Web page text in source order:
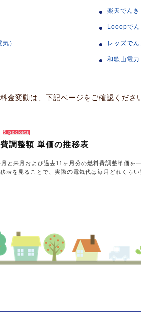
）
楽天でんき
Looopでん
レッズでん
和歌山電力
金変動は、下記ページをご確認くださ
5 pockets
調整額 単価の推移表
と来月および過去11ヶ月分の燃料費調整単価を
表を見ることで、実際の電気代は毎月どれくらい